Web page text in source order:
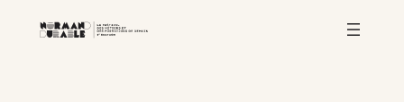
Aller